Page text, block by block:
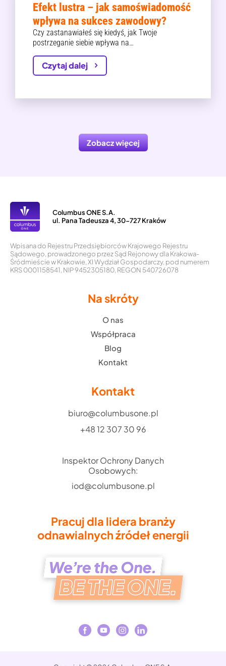
Efekt lustra – jak samoświadomość
wpływa na sukces zawodowy?
Czy zastanawiałeś się kiedyś, jak Twoje
postrzeganie siebie wpływa na…
Czytaj dalej
Zobacz więcej
Columbus ONE S.A.
ul. Pana Tadeusza 4, 30-727 Kraków
Wpisana do Rejestru Przedsiębiorców Krajowego Rejestru
Sądowego, prowadzonego przez Sąd Rejonowy dla Krakowa-
Śródmieście w Krakowie, XI Wydział Gospodarczy, pod numerem
KRS 0001158541, NIP 9452305180, REGON 540726078
Na skróty
O nas
Współpraca
Blog
Kontakt
Kontakt
biuro@columbusone.pl
+48 12 307 30 96
Inspektor Ochrony Danych
Osobowych:
iod@columbusone.pl
Pracuj dla lidera branży
odnawialnych źródeł energii